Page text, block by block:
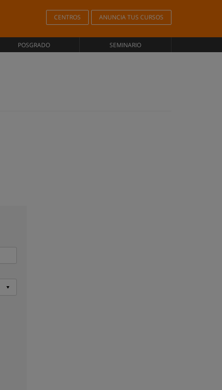
CENTROS ANUNCIA TUS CURSOS
POSGRADO SEMINARIO